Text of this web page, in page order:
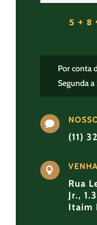
5 + 8
Por conta
Segunda a

(11)

Rua
Jr.,
Itaim